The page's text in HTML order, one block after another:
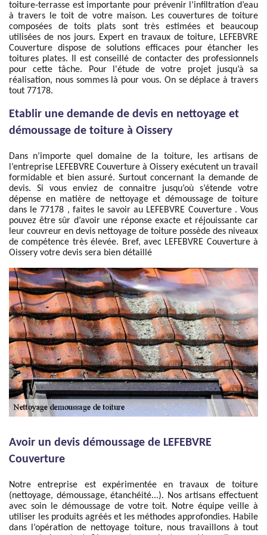
toiture-terrasse est importante pour prévenir l’infiltration d’eau
à travers le toit de votre maison. Les couvertures de toiture
composées de toits plats sont très estimées et beaucoup
utilisées de nos jours. Expert en travaux de toiture, LEFEBVRE
Couverture dispose de solutions efficaces pour étancher les
toitures plates. Il est conseillé de contacter des professionnels
pour cette tâche. Pour l'étude de votre projet jusqu’à sa
réalisation, nous sommes là pour vous. On se déplace à travers
tout 77178.
Etablir une demande de devis en nettoyage et
démoussage de toiture à Oissery
Dans n’importe quel domaine de la toiture, les artisans de
l’entreprise LEFEBVRE Couverture à Oissery exécutent un travail
formidable et bien assuré. Surtout concernant la demande de
devis. Si vous enviez de connaitre jusqu’où s’étende votre
dépense en matière de nettoyage et démoussage de toiture
dans le 77178 , faites le savoir au LEFEBVRE Couverture . Vous
pouvez être sûr d’avoir une réponse exacte et réjouissante car
leur couvreur en devis nettoyage de toiture possède des niveaux
de compétence très élevée. Bref, avec LEFEBVRE Couverture à
Oissery votre devis sera bien détaillé
Avoir un devis démoussage de LEFEBVRE
Couverture
Notre entreprise est expérimentée en travaux de toiture
(nettoyage, démoussage, étanchéité...). Nos artisans effectuent
avec soin le démoussage de votre toit. Notre équipe veille à
utiliser les produits agréés et les méthodes approfondies. Habile
dans l’opération de nettoyage toiture, nous travaillons à tout